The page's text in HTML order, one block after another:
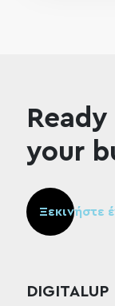
your
Ξεκινήστε
DIGITALUP